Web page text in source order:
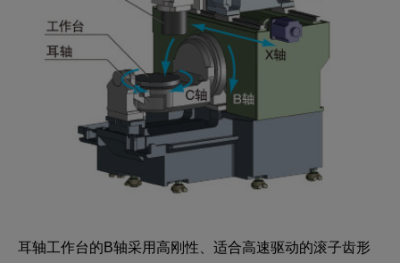
耳轴工作台的B轴采用高刚性、适合高速驱动的滚子齿形